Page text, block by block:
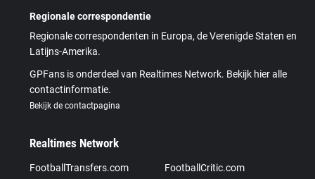
Regionale correspondentie
Regionale correspondenten in Europa, de Verenigde Staten en
Latijns-Amerika.
GPFans is onderdeel van Realtimes Network. Bekijk hier alle
contactinformatie.
Bekijk de contactpagina
Realtimes Network
FootballTransfers.com
FootballCritic.com